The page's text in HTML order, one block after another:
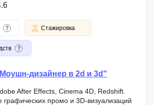
Стажировка
дизайнер в 2d и 3d"
After Effects, Cinema 4D, Redshift.
графических промо и 3D-визуализаций